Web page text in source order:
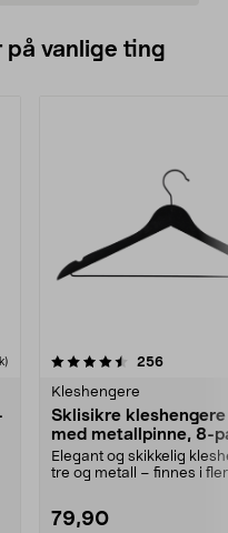
på vanlige ting
256
Kleshengere
Sklisikre
med metallpinne, 8-
Elegant og skikkelig
tre og metall – finnes i
79,90
4.5av 5 stjerner